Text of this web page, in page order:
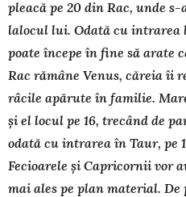
pleacă pe 20 din Rac, unde
lalocul lui. Odată cu intrarea
poate începe în fine să arate
Rac rămâne Venus, căreia îi
râcile apă­rute în familie.
și el locul pe 16, trecând de
odată cu intrarea în Taur, pe
Fecioarele și Capricornii vor
mai ales pe plan material.